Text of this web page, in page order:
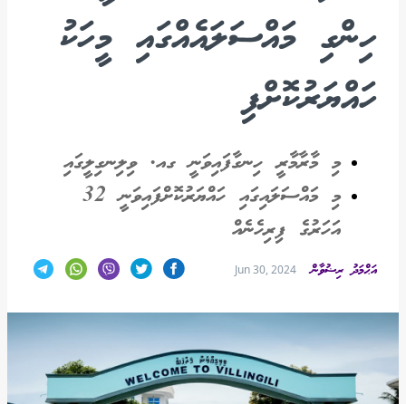
ހިންގި މައްސަލައެއްގައި މީހަކު
ހައްޔަރުކޮށްފި
މި މާރާމާރީ ހިނގާފައިވަނީ ގއ. ވިލިނގިލީގައި
މި މައްސަލައިގައި ހައްޔަރުކޮށްފައިވަނީ 32
އަހަރުގެ ފިރިހެނެއް
އަޙްމަދު ރިޟުވާން Jun 30, 2024